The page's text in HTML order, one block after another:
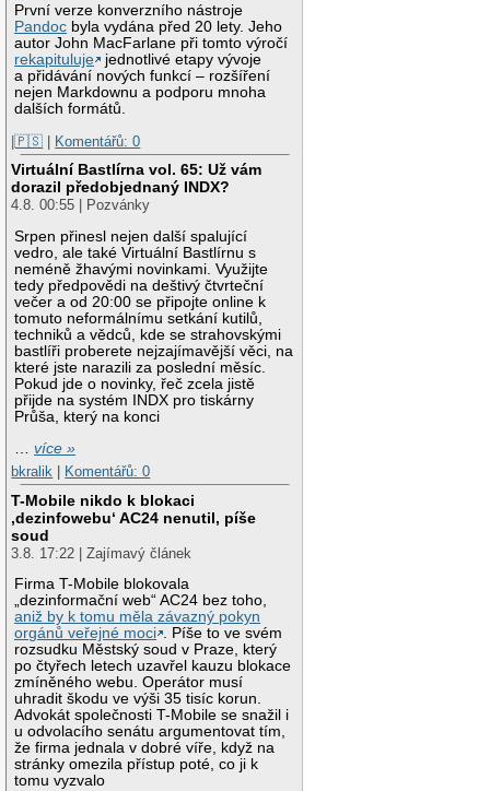
První verze konverzního nástroje
Pandoc byla vydána před 20 lety. Jeho
autor John MacFarlane při tomto výročí
rekapituluje
jednotlivé etapy vývoje
a přidávání nových funkcí – rozšíření
nejen Markdownu a podporu mnoha
dalších formátů.
|🇵🇸 | Komentářů: 0
Virtuální Bastlírna vol. 65: Už vám
dorazil předobjednaný INDX?
4.8. 00:55 | Pozvánky
Srpen přinesl nejen další spalující
vedro, ale také Virtuální Bastlírnu s
neméně žhavými novinkami. Využijte
tedy předpovědi na deštivý čtvrteční
večer a od 20:00 se připojte online k
tomuto neformálnímu setkání kutilů,
techniků a vědců, kde se strahovskými
bastlíři proberete nejzajímavější věci, na
které jste narazili za poslední měsíc.
Pokud jde o novinky, řeč zcela jistě
přijde na systém INDX pro tiskárny
Průša, který na konci
…více »
bkralik
Komentářů: 0
T-Mobile nikdo k blokaci
‚dezinfowebu‘ AC24 nenutil, píše
soud
3.8. 17:22 | Zajímavý článek
Firma T-Mobile blokovala
„dezinformační web“ AC24 bez toho,
aniž by k tomu měla závazný pokyn
orgánů veřejné moci . Píše to ve svém
rozsudku Městský soud v Praze, který
po čtyřech letech uzavřel kauzu blokace
zmíněného webu. Operátor musí
uhradit škodu ve výši 35 tisíc korun.
Advokát společnosti T-Mobile se snažil i
u odvolacího senátu argumentovat tím,
že firma jednala v dobré víře, když na
stránky omezila přístup poté, co ji k
tomu vyzvalo